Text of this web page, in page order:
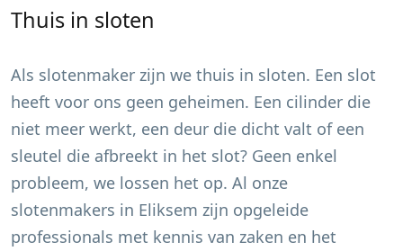
Thuis in sloten
Als slotenmaker zijn we thuis in sloten. Een slot
heeft voor ons geen geheimen. Een cilinder die
niet meer werkt, een deur die dicht valt of een
sleutel die afbreekt in het slot? Geen enkel
probleem, we lossen het op. Al onze
slotenmakers in Eliksem zijn opgeleide
professionals met kennis van zaken en het